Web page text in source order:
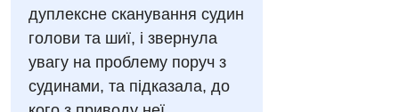
Інтернатура
Енциклопедія
Програма лояльності
Діагностичне відділення
Ендоскопічне відділення
Інструментальна діагностика
дуплексне сканування судин
голови та шиї, і звернула
увагу на проблему поруч з
судинами, та підказала, до